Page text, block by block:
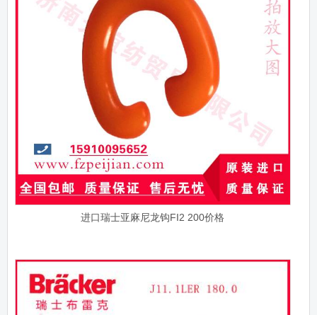
进口瑞士亚麻尼龙钩FI2 200价格